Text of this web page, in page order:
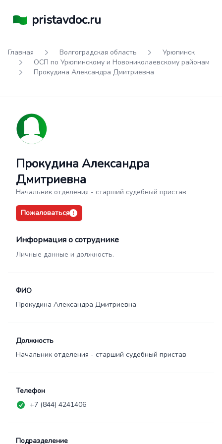
pristavdoc.ru
Главная Волгоградская область
Урюпинск
ОСП по Урюпинскому и Новониколаевскому районам
Прокудина Александра Дмитриевна
Прокудина Александра
Дмитриевна
Начальник отделения - старший судебный пристав
Пожаловаться
Информация о сотруднике
Личные данные и должность.
ФИО
Прокудина Александра Дмитриевна
Должность
Начальник отделения - старший судебный пристав
Телефон
+7 (844) 4241406
Подразделение